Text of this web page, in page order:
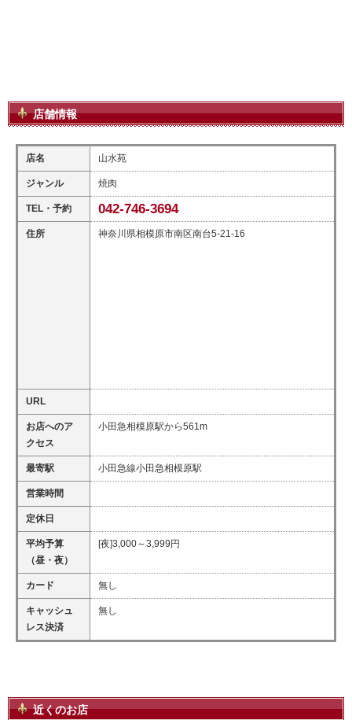
店舗情報
店名 山水苑
ジャンル 焼肉
TEL・予約 042-746-3694
住所 神奈川県相模原市南区南台5-21-16
URL
お店へのア
クセス
小田急相模原駅から561m
最寄駅 小田急線小田急相模原駅
営業時間
定休日
平均予算
（昼・夜）
[夜]3,000～3,999円
カード 無し
キャッシュ
レス決済
無し
近くのお店